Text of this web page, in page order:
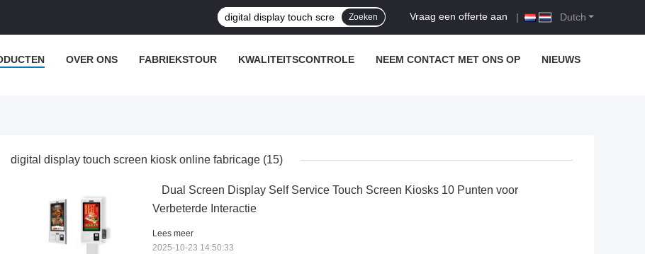
Dutch
Vraag een offerte aan |
Zoeken
OVER ONS FABRIEKSTOUR KWALITEITSCONTROLE NEEM CONTACT MET ONS OP NIEUWS
digital display touch screen kiosk online fabricage (15)
Dual Screen Display Self Service Touch Screen Kiosks 10 Punten voor
Verbeterde Interactie
Lees meer
2025-10-23 14:50:33